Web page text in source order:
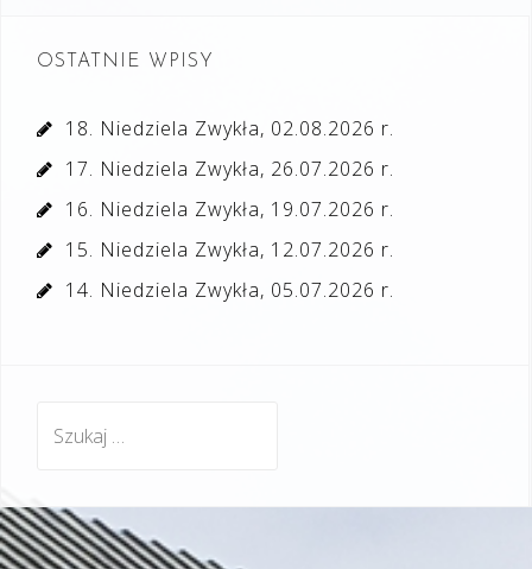
OSTATNIE WPISY
18. Niedziela Zwykła, 02.08.2026 r.
17. Niedziela Zwykła, 26.07.2026 r.
16. Niedziela Zwykła, 19.07.2026 r.
15. Niedziela Zwykła, 12.07.2026 r.
14. Niedziela Zwykła, 05.07.2026 r.